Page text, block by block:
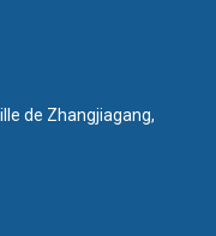
de Zhangjiagang,